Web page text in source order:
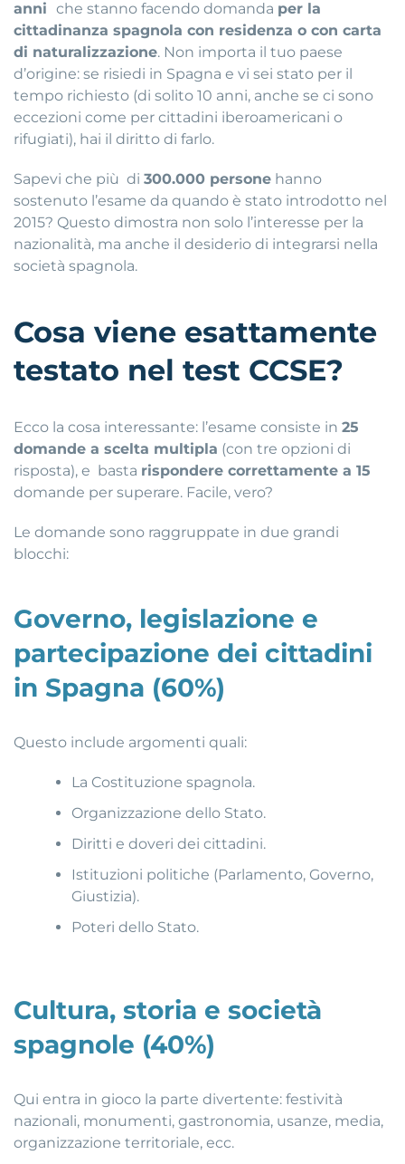
anni che stanno facendo domanda per la
cittadinanza spagnola con residenza o con carta
di naturalizzazione. Non importa il tuo paese
d’origine: se risiedi in Spagna e vi sei stato per il
tempo richiesto (di solito 10 anni, anche se ci sono
eccezioni come per cittadini iberoamericani o
rifugiati), hai il diritto di farlo.
Sapevi che più di 300.000 persone hanno
sostenuto l’esame da quando è stato introdotto nel
2015? Questo dimostra non solo l’interesse per la
nazionalità, ma anche il desiderio di integrarsi nella
società spagnola.
Cosa viene esattamente
testato nel test CCSE?
Ecco la cosa interessante: l’esame consiste in 25
domande a scelta multipla (con tre opzioni di
risposta), e basta rispondere correttamente a 15
domande per superare. Facile, vero?
Le domande sono raggruppate in due grandi
blocchi:
Governo, legislazione e
partecipazione dei cittadini
in Spagna (60%)
Questo include argomenti quali:
La Costituzione spagnola.
Organizzazione dello Stato.
Diritti e doveri dei cittadini.
Istituzioni politiche (Parlamento, Governo,
Giustizia).
Poteri dello Stato.
Cultura, storia e società
spagnole (40%)
Qui entra in gioco la parte divertente: festività
nazionali, monumenti, gastronomia, usanze, media,
organizzazione territoriale, ecc.